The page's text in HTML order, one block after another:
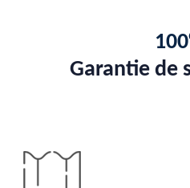
Garantie de